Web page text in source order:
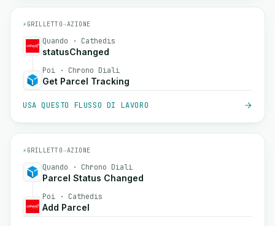
⚡ GRILLETTO→AZIONE
Quando · Cathedis
statusChanged
Poi · Chrono Diali
Get Parcel Tracking
USA QUESTO FLUSSO DI LAVORO
⚡ GRILLETTO→AZIONE
Quando · Chrono Diali
Parcel Status Changed
Poi · Cathedis
Add Parcel